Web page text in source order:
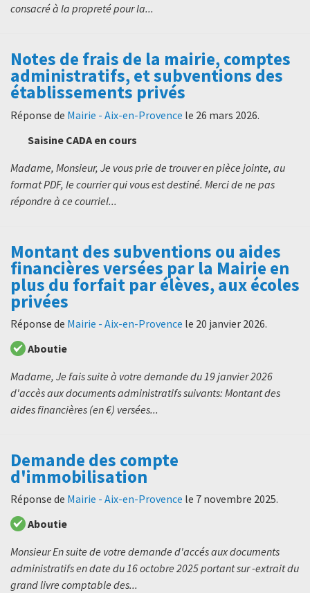
consacré à la propreté pour la...
Notes de frais de la mairie, comptes
administratifs, et subventions des
établissements privés
Réponse de Mairie - Aix-en-Provence le 26 mars 2026.
Saisine CADA en cours
Madame, Monsieur, Je vous prie de trouver en pièce jointe, au
format PDF, le courrier qui vous est destiné. Merci de ne pas
répondre à ce courriel...
Montant des subventions ou aides
financières versées par la Mairie en
plus du forfait par élèves, aux écoles
privées
Réponse de Mairie - Aix-en-Provence le 20 janvier 2026.
Aboutie
Madame, Je fais suite à votre demande du 19 janvier 2026
d'accès aux documents administratifs suivants: Montant des
aides financières (en €) versées...
Demande des compte
d'immobilisation
Réponse de Mairie - Aix-en-Provence le 7 novembre 2025.
Aboutie
Monsieur En suite de votre demande d'accés aux documents
administratifs en date du 16 octobre 2025 portant sur -extrait du
grand livre comptable des...